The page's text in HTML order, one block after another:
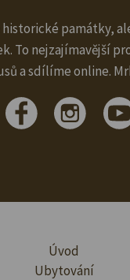
památky,
To nejzajímavější
a sdílíme online.
Úvod
Ubytování